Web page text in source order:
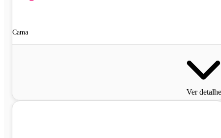
Cama
Ver